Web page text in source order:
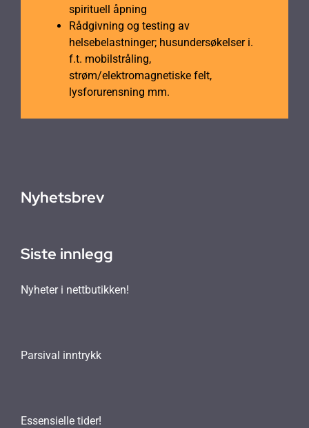
spirituell åpning
Rådgivning og testing av
helsebelastninger; husundersøkelser i.
f.t. mobilstråling,
strøm/elektromagnetiske felt,
lysforurensning mm.
Nyhetsbrev
Siste innlegg
Nyheter i nettbutikken!
Parsival inntrykk
Essensielle tider!